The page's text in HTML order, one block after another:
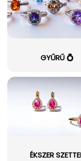
GYŰRŰ 💍
ÉKSZER